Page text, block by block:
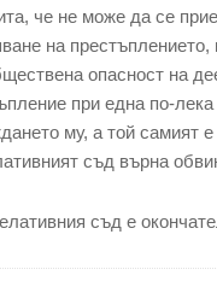
че не може да се
на престъплението,
опасност на
при една по-
му, а той самият
съд върна
съд е